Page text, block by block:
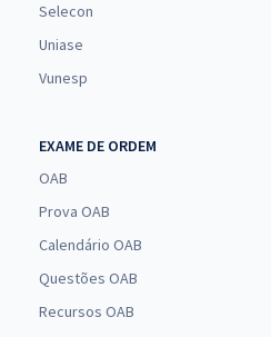
Selecon
Uniase
Vunesp
EXAME DE ORDEM
OAB
Prova OAB
Calendário OAB
Questões OAB
Recursos OAB